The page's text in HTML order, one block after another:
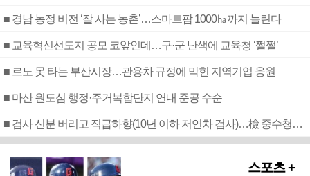
■ 경남 농정 비전 ‘잘 사는 농촌’…스마트팜 1000㏊까지 늘린다
■ 교육혁신선도지 공모 코앞인데…구·군 난색에 교육청 ‘쩔쩔’
■ 르노 못 타는 부산시장…관용차 규정에 막힌 지역기업 응원
■ 마산 원도심 행정·주거복합단지 연내 준공 수순
■ 검사 신분 버리고 직급하향(10년 이하 저연차 검사)…檢 중수청행 기피
스포츠 +